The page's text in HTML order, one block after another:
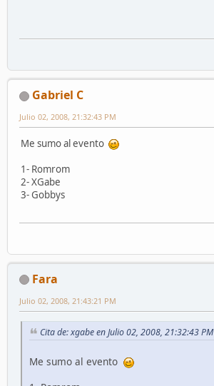
Gabriel C
Julio 02, 2008, 21:32:43 PM
Me sumo al evento
1- Romrom
2- XGabe
3- Gobbys
Fara
Julio 02, 2008, 21:43:21 PM
Cita de: xgabe en Julio 02, 2008, 21:32:43 PM
Me sumo al evento